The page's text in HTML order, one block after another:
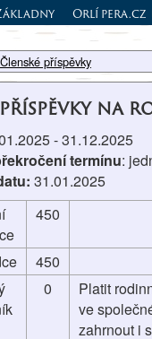
Orlí pera.cz
Členské příspěvky
na
- 31.12.2025
termínu:
31.01.2025
450
450
0
Platit
ve
zahrnout i